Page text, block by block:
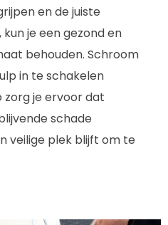
en de juiste
je een gezond en
behouden. Schroom
in te schakelen
zorg je ervoor dat
schade
veilige plek blijft om te